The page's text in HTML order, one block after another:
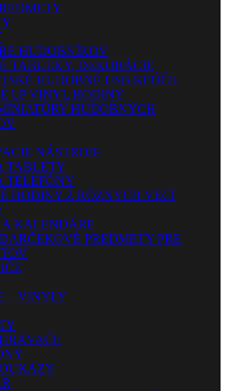
HUDOBNÍKOV
TABUĽKY, DEKORÁCIE
HUDOBNÉ USB KĽÚČE
LP VINYL HODINY
HUDOBNÝCH
NÁSTROJE
TABLETY
TELEFÓNY
HODINY Z RÔZNYCH VECÍ
KALENDÁRE
PREDMETY PRE
– VINYLY